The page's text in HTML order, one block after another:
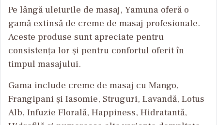
Pe lângă uleiurile de masaj, Yamuna oferă o
gamă extinsă de creme de masaj profesionale.
Aceste produse sunt apreciate pentru
consistența lor și pentru confortul oferit în
timpul masajului.
Gama include creme de masaj cu Mango,
Frangipani și Iasomie, Struguri, Lavandă, Lotus
Alb, Infuzie Florală, Happiness, Hidratantă,